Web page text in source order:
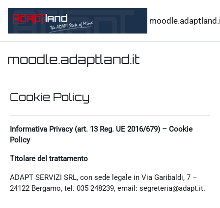
moodle.adaptland.it
Cookie Policy
Informativa Privacy (art. 13 Reg. UE 2016/679) – Cookie
Policy
Titolare del trattamento
ADAPT SERVIZI SRL, con sede legale in Via Garibaldi, 7 –
24122 Bergamo, tel. 035 248239, email: segreteria@adapt.it.